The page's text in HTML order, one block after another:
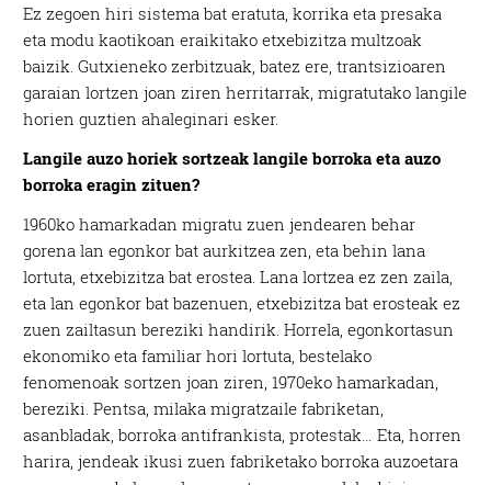
Ez zegoen hiri sistema bat eratuta, korrika eta presaka
eta modu kaotikoan eraikitako etxebizitza multzoak
baizik. Gutxieneko zerbitzuak, batez ere, trantsizioaren
garaian lortzen joan ziren herritarrak, migratutako langile
horien guztien ahaleginari esker.
Langile auzo horiek sortzeak langile borroka eta auzo
borroka eragin zituen?
1960ko hamarkadan migratu zuen jendearen behar
gorena lan egonkor bat aurkitzea zen, eta behin lana
lortuta, etxebizitza bat erostea. Lana lortzea ez zen zaila,
eta lan egonkor bat bazenuen, etxebizitza bat erosteak ez
zuen zailtasun bereziki handirik. Horrela, egonkortasun
ekonomiko eta familiar hori lortuta, bestelako
fenomenoak sortzen joan ziren, 1970eko hamarkadan,
bereziki. Pentsa, milaka migratzaile fabriketan,
asanbladak, borroka antifrankista, protestak… Eta, horren
harira, jendeak ikusi zuen fabriketako borroka auzoetara